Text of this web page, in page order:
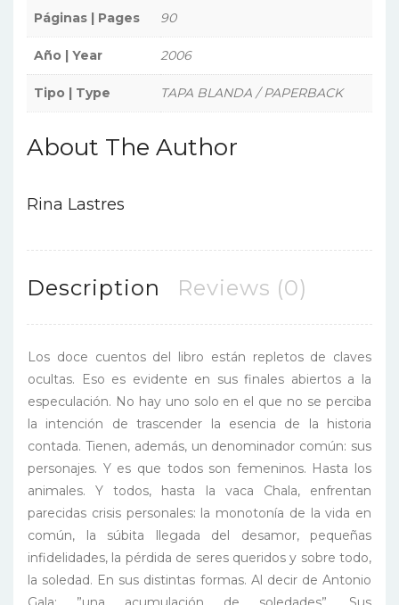
Páginas | Pages 90
Año | Year 2006
Tipo | Type TAPA BLANDA / PAPERBACK
About The Author
Rina Lastres
Description Reviews (0)
Los doce cuentos del libro están repletos de claves
ocultas. Eso es evidente en sus finales abiertos a la
especulación. No hay uno solo en el que no se perciba
la intención de trascender la esencia de la historia
contada. Tienen, además, un denominador común: sus
personajes. Y es que todos son femeninos. Hasta los
animales. Y todos, hasta la vaca Chala, enfrentan
parecidas crisis personales: la monotonía de la vida en
común, la súbita llegada del desamor, pequeñas
infidelidades, la pérdida de seres queridos y sobre todo,
la soledad. En sus distintas formas. Al decir de Antonio